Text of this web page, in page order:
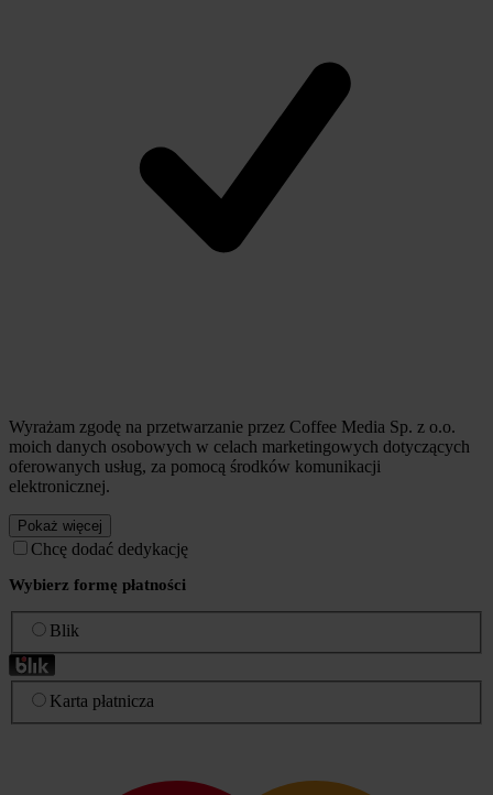
Wyrażam zgodę na przetwarzanie przez Coffee Media Sp. z o.o.
moich danych osobowych w celach marketingowych dotyczących
oferowanych usług, za pomocą środków komunikacji
elektronicznej.
Pokaż więcej
Chcę dodać dedykację
Wybierz formę płatności
Blik
Karta płatnicza